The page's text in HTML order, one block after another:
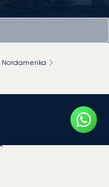
Nordamerika
Privatjet